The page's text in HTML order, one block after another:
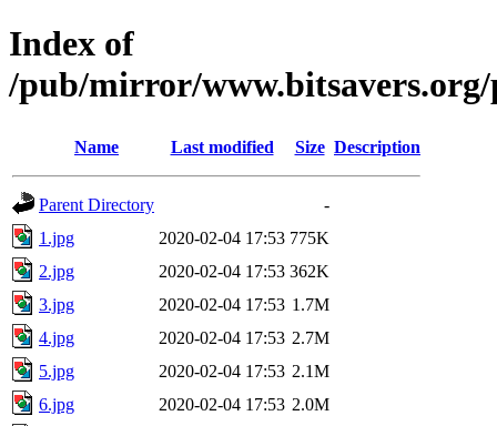
Index of
/pub/mirror/
Name Last modified Size Description
Parent Directory
-
1.jpg
2020-02-04 17:53 775K
2.jpg
2020-02-04 17:53 362K
3.jpg
2020-02-04 17:53 1.7M
4.jpg
2020-02-04 17:53 2.7M
5.jpg
2020-02-04 17:53 2.1M
6.jpg
2020-02-04 17:53 2.0M